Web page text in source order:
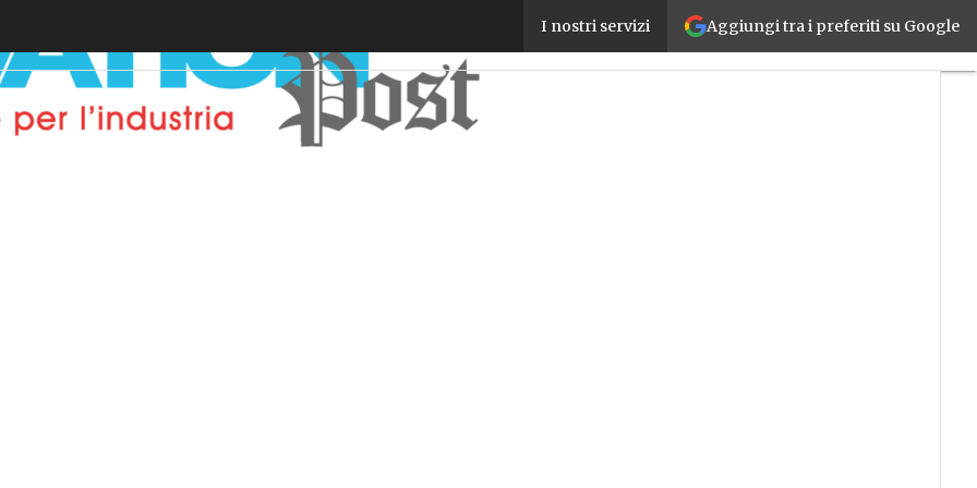
Aggiungi tra i preferiti su Google
I nostri servizi
I produttori di sistemi per il packaging